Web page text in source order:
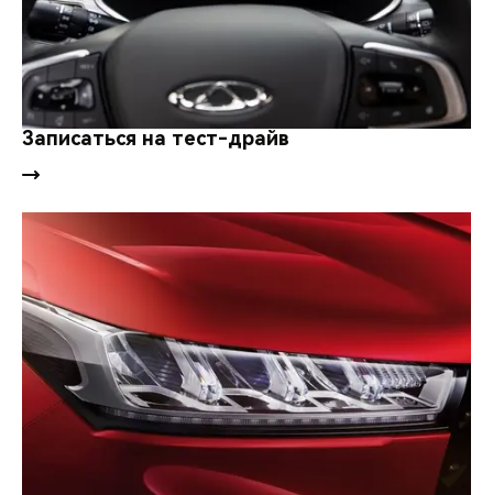
Записаться на тест-драйв